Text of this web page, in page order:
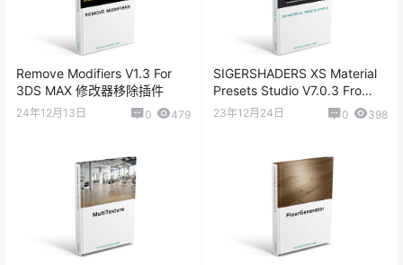
Remove Modifiers V1.3 For
3DS MAX 修改器移除插件
24年12月13日 0 479
SIGERSHADERS XS Material
Presets Studio V7.0.3 Fro
3DS MAX 材质预设库插件
23年12月24日 0 398